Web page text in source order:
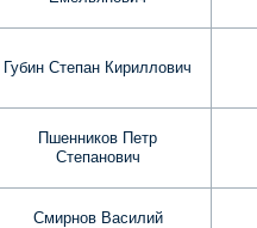
Губин Степан Кириллович
Пшенников Петр
Степанович
Смирнов Василий